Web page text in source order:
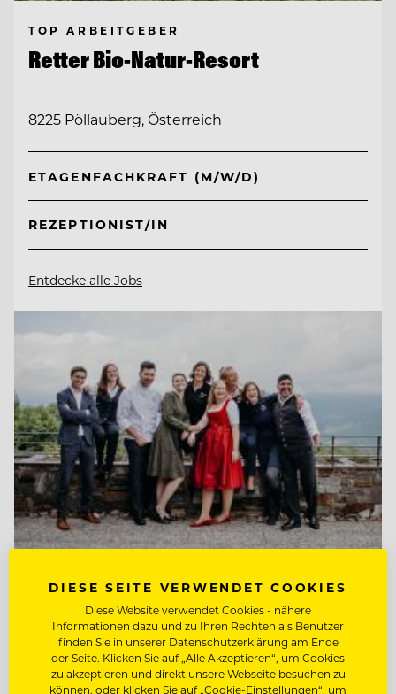
TOP ARBEITGEBER
Retter Bio-Natur-Resort
8225 Pöllauberg, Österreich
ETAGENFACHKRAFT (M/W/D)
REZEPTIONIST/IN
Entdecke alle Jobs
TOP ARBEITGEBER
Kempinski Hotel Berchtesgaden
83471 Berchtesgaden, Deutschland
DIESE SEITE VERWENDET COOKIES
Diese Website verwendet Cookies - nähere
Informationen dazu und zu Ihren Rechten als Benutzer
finden Sie in unserer Datenschutzerklärung am Ende
der Seite. Klicken Sie auf „Alle Akzeptieren“, um Cookies
zu akzeptieren und direkt unsere Webseite besuchen zu
können, oder klicken Sie auf „Cookie-Einstellungen“, um